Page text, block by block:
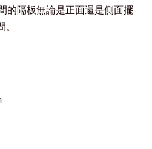
的隔板無論是正面還是側面擺